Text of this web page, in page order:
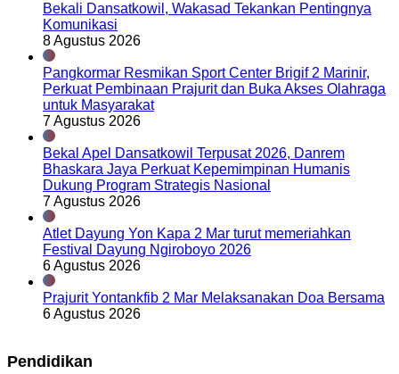
Bekali Dansatkowil, Wakasad Tekankan Pentingnya
Komunikasi
8 Agustus 2026
Pangkormar Resmikan Sport Center Brigif 2 Marinir,
Perkuat Pembinaan Prajurit dan Buka Akses Olahraga
untuk Masyarakat
7 Agustus 2026
Bekal Apel Dansatkowil Terpusat 2026, Danrem
Bhaskara Jaya Perkuat Kepemimpinan Humanis
Dukung Program Strategis Nasional
7 Agustus 2026
Atlet Dayung Yon Kapa 2 Mar turut memeriahkan
Festival Dayung Ngiroboyo 2026
6 Agustus 2026
Prajurit Yontankfib 2 Mar Melaksanakan Doa Bersama
6 Agustus 2026
Pendidikan